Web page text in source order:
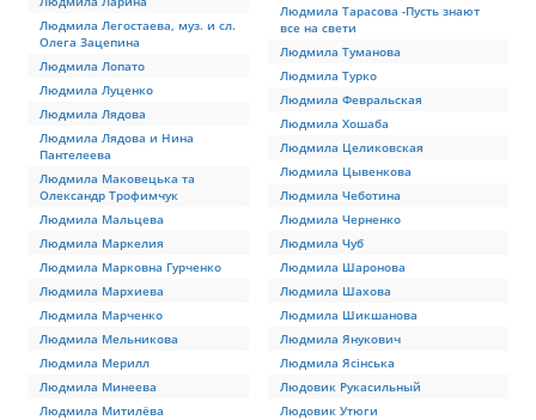
Людмила Легостаева, муз. и сл.
Олега Зацепина
Людмила Лопато
Людмила Луценко
Людмила Лядова
Людмила Лядова и Нина
Пантелеева
Людмила Маковецька та
Олександр Трофимчук
Людмила Мальцева
Людмила Маркелия
Людмила Марковна Гурченко
Людмила Мархиева
Людмила Марченко
Людмила Мельникова
Людмила Мерилл
Людмила Минеева
Людмила Митилёва
Людмила Тарасова -Пусть знают
все на свети
Людмила Туманова
Людмила Турко
Людмила Февральская
Людмила Хошаба
Людмила Целиковская
Людмила Цывенкова
Людмила Чеботина
Людмила Черненко
Людмила Чуб
Людмила Шаронова
Людмила Шахова
Людмила Шикшанова
Людмила Янукович
Людмила Ясінська
Людовик Рукасильный
Людовик Утюги